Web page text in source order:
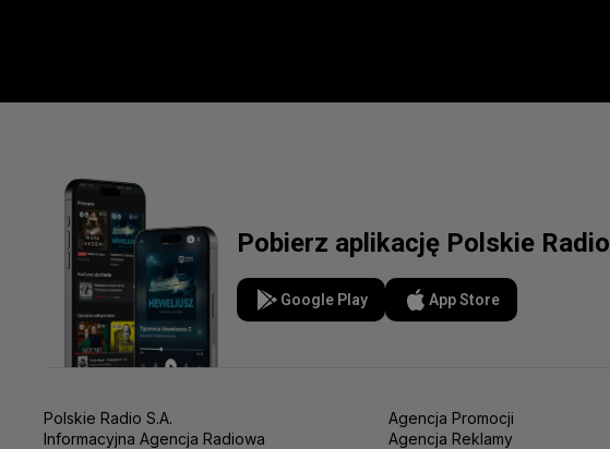
Pobierz aplikację Polskie Radio
Google Play App Store
Polskie Radio S.A.
Informacyjna Agencja Radiowa
Agencja Promocji
Agencja Reklamy